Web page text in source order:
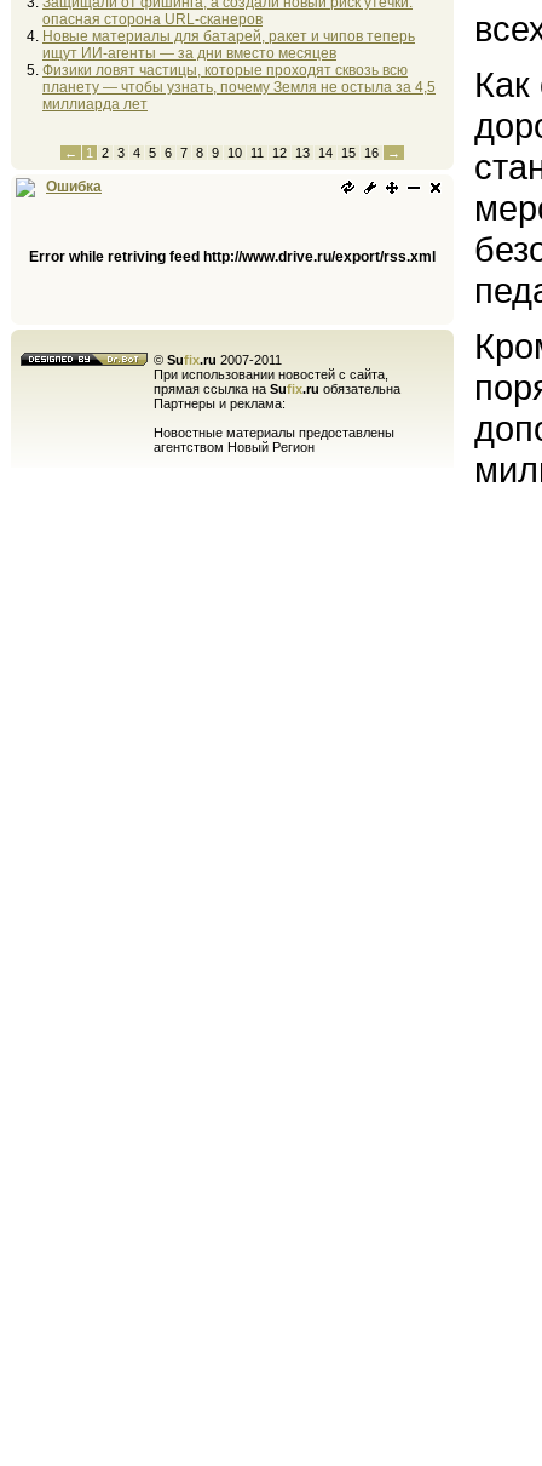
опасная сторона URL-сканеров
Новые материалы для батарей, ракет и чипов теперь
ищут ИИ-агенты — за дни вместо месяцев
Физики ловят частицы, которые проходят сквозь всю
планету — чтобы узнать, почему Земля не остыла за 4,5
миллиарда лет
← 1 2 3 4 5 6 7 8 9 10 11 12 13 14 15 16 →
Ошибка
Error while retriving feed http://www.drive.ru/export/rss.xml
© Sufix.ru 2007-2011
При использовании новостей с сайта,
прямая ссылка на Sufix.ru обязательна
Партнеры и реклама:
Новостные материалы предоставлены
агентством Новый Регион